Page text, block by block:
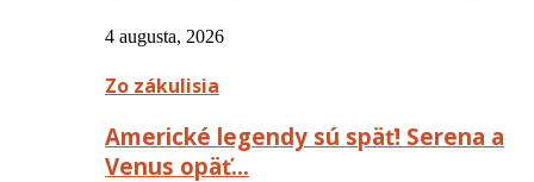
4 augusta, 2026
Zo zákulisia
Americké legendy sú späť! Serena a
Venus opäť…